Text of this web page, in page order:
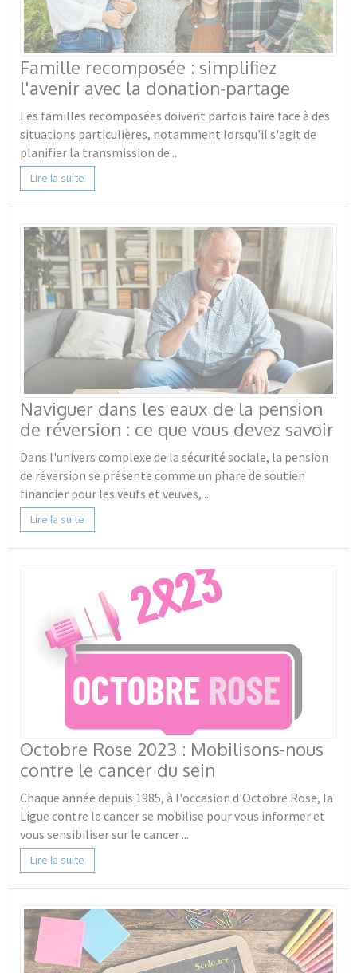
Famille recomposée : simplifiez
l'avenir avec la donation-partage
Les familles recomposées doivent parfois faire face à des
situations particulières, notamment lorsqu'il s'agit de
planifier la transmission de ...
Lire la suite
Naviguer dans les eaux de la pension
de réversion : ce que vous devez savoir
Dans l'univers complexe de la sécurité sociale, la pension
de réversion se présente comme un phare de soutien
financier pour les veufs et veuves, ...
Lire la suite
Octobre Rose 2023 : Mobilisons-nous
contre le cancer du sein
Chaque année depuis 1985, à l'occasion d'Octobre Rose, la
Ligue contre le cancer se mobilise pour vous informer et
vous sensibiliser sur le cancer ...
Lire la suite